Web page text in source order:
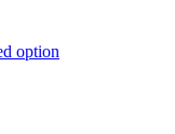
option